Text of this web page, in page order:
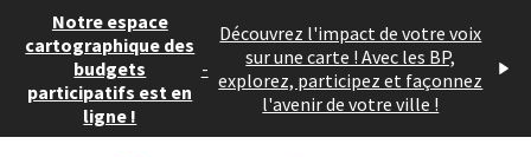
Notre espace
cartographique des
budgets
participatifs est en
ligne !
-
Découvrez l'impact de votre voix
sur une carte ! Avec les BP,
explorez, participez et façonnez
l'avenir de votre ville !